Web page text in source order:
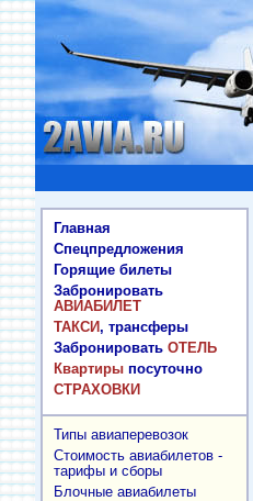
Главная
Спецпредложения
Горящие билеты
Забронировать
АВИАБИЛЕТ
ТАКСИ, трансферы
Забронировать ОТЕЛЬ
Квартиры посуточно
СТРАХОВКИ
Типы авиаперевозок
Стоимость авиабилетов -
тарифы и сборы
Блочные авиабилеты